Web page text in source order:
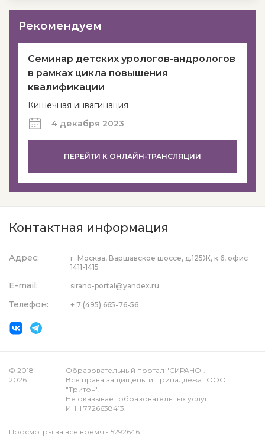
Рекомендуем
Семинар детских урологов-андрологов
в рамках цикла повышения
квалификации
Кишечная инвагинация
4 декабря 2023
ПЕРЕЙТИ К ОНЛАЙН-ТРАНСЛЯЦИИ
Контактная информация
Адрес:
г. Москва, Варшавское шоссе, д.125Ж, к.6, офис
1411-1415
E-mail: sirano-portal@yandex.ru
Телефон: + 7 (495) 665-76-56
© 2018 -
2026
Образовательный портал "СИРАНО".
Все права защищены и принадлежат ООО
"Тритон".
Не оказывает образовательных услуг.
ИНН 7726638413.
Просмотры за все время - 5292646.